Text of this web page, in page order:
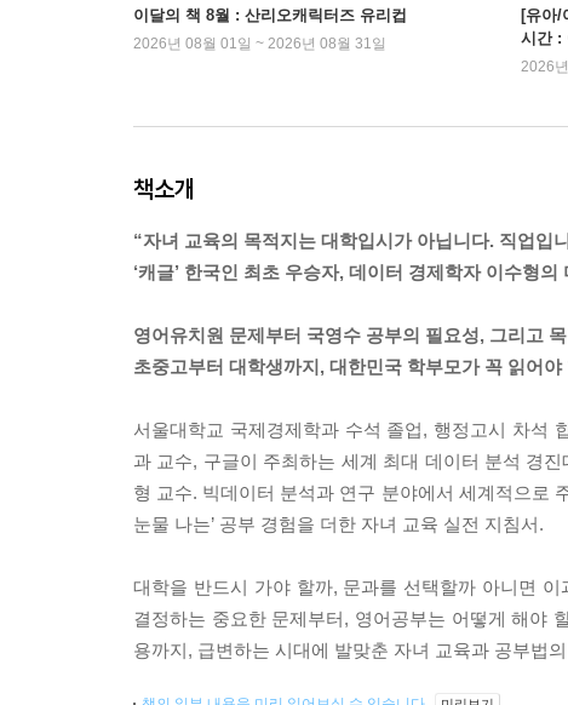
이달의 책 8월 : 산리오캐릭터즈 유리컵
2026년 08월 01일 ~ 2026년 08월 31일
[유아/
시간 :
2026
책소개
“자녀 교육의 목적지는 대학입시가 아닙니다. 직업입
‘캐글’ 한국인 최초 우승자, 데이터 경제학자 이수형
영어유치원 문제부터 국영수 공부의 필요성, 그리고
초중고부터 대학생까지, 대한민국 학부모가 꼭 읽어야
서울대학교 국제경제학과 수석 졸업, 행정고시 차석
과 교수, 구글이 주최하는 세계 최대 데이터 분석 경
형 교수. 빅데이터 분석과 연구 분야에서 세계적으로
눈물 나는’ 공부 경험을 더한 자녀 교육 실전 지침서.
대학을 반드시 가야 할까, 문과를 선택할까 아니면
결정하는 중요한 문제부터, 영어공부는 어떻게 해야
용까지, 급변하는 시대에 발맞춘 자녀 교육과 공부법